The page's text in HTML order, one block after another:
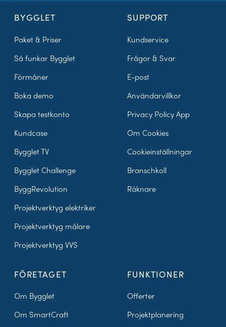
BYGGLET
Paket & Priser
Så funkar Bygglet
Förmåner
Boka demo
Skapa testkonto
Kundcase
Bygglet TV
Bygglet Challenge
ByggRevolution
Projektverktyg elektriker
Projektverktyg målare
Projektverktyg VVS
SUPPORT
Kundservice
Frågor & Svar
E-post
Användarvillkor
Privacy Policy App
Om Cookies
Cookieinställningar
Branschkoll
Räknare
FÖRETAGET
Om Bygglet
Om SmartCraft
FUNKTIONER
Offerter
Projektplanering